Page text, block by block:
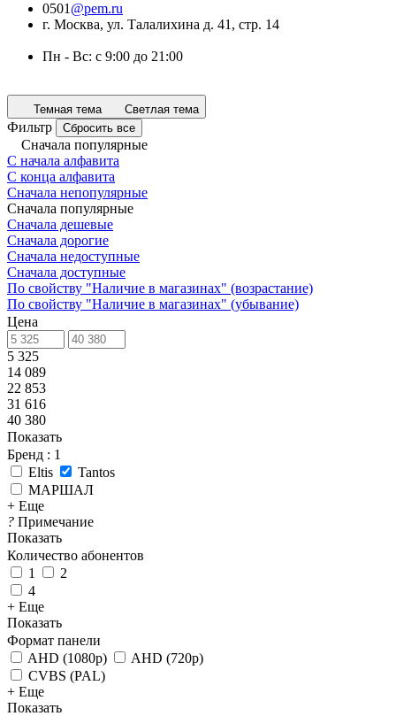
0501 @pem.ru
г. Москва, ул. Талалихина д. 41, стр. 14
Пн - Вс: с 9:00 до 21:00
Темная тема Светлая тема
Фильтр Сбросить все
Сначала популярные
С начала алфавита
С конца алфавита
Сначала непопулярные
Сначала популярные
Сначала дешевые
Сначала дорогие
Сначала недоступные
Сначала доступные
По свойству "Наличие в магазинах" (возрастание)
По свойству "Наличие в магазинах" (убывание)
Цена
5 325
14 089
22 853
31 616
40 380
Показать
Бренд : 1
Eltis
Tantos
МАРШАЛ
+ Еще
? Примечание
Показать
Количество абонентов
1
2
4
+ Еще
Показать
Формат панели
AHD (1080p)
AHD (720p)
CVBS (PAL)
+ Еще
Показать